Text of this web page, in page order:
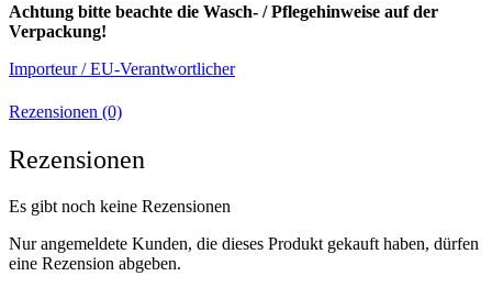
Achtung bitte beachte die Wasch- / Pflegehinweise auf der
Verpackung!
Importeur / EU-Verantwortlicher
Rezensionen (0)
Rezensionen
Es gibt noch keine Rezensionen
Nur angemeldete Kunden, die dieses Produkt gekauft haben, dürfen
eine Rezension abgeben.